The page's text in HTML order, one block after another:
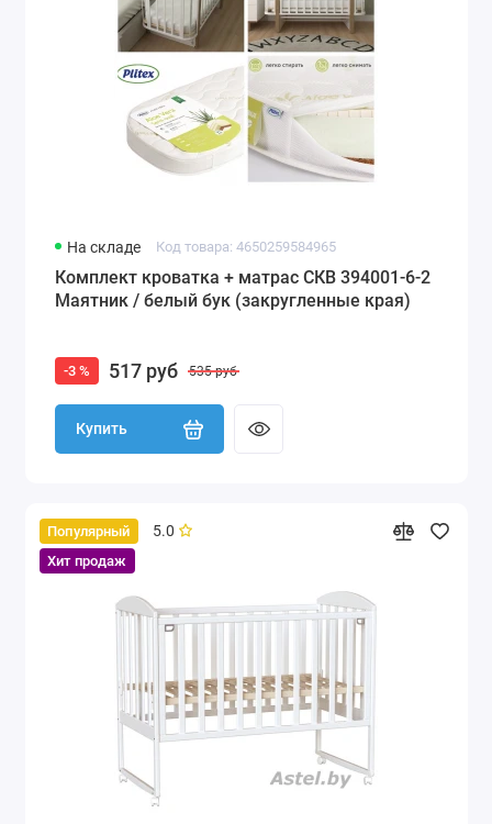
На складе Код товара: 4650259584965
Комплект кроватка + матрас СКВ 394001-6-2
Маятник / белый бук (закругленные края)
-3 % 517 руб 535 руб
Купить
Популярный
Хит продаж
5.0